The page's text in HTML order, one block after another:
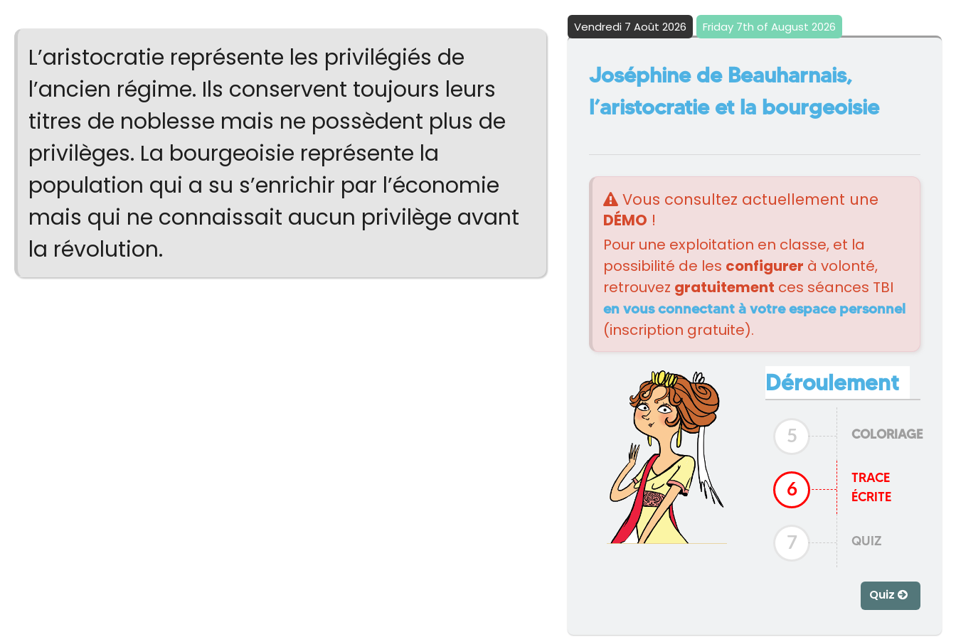
L’aristocratie représente les privilégiés de
l’ancien régime. Ils conservent toujours leurs
titres de noblesse mais ne possèdent plus de
privilèges. La bourgeoisie représente la
population qui a su s’enrichir par l’économie
mais qui ne connaissait aucun privilège avant
la révolution.
Vendredi 7 Août 2026 Friday 7th of August 2026
Joséphine de Beauharnais,
l’aristocratie et la bourgeoisie
Vous consultez actuellement une
DÉMO !
Pour une exploitation en classe, et la
possibilité de les configurer à volonté,
retrouvez gratuitement ces séances TBI
en vous connectant à votre espace personnel
(inscription gratuite).
Déroulement
5 COLORIAGE
6
TRACE
ÉCRITE
7 QUIZ
Quiz